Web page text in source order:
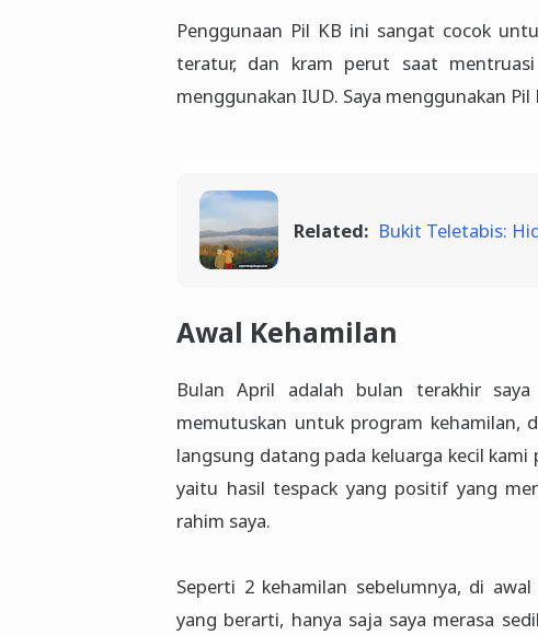
Penggunaan Pil KB ini sangat cocok
teratur, dan kram perut saat
menggunakan IUD. Saya menggunakan
Related: Bukit Teletabis:
Awal Kehamilan
Bulan April adalah bulan terakhir
memutuskan untuk program kehamilan,
langsung datang pada keluarga kecil
yaitu hasil tespack yang positif yang
rahim saya.
Seperti 2 kehamilan sebelumnya, di
yang berarti, hanya saja saya merasa